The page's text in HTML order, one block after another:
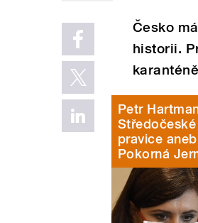
Česko
historii.
Petr
pravice
Pokorná